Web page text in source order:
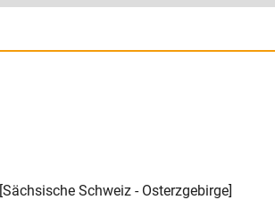
[Sächsische Schweiz - Osterzgebirge]